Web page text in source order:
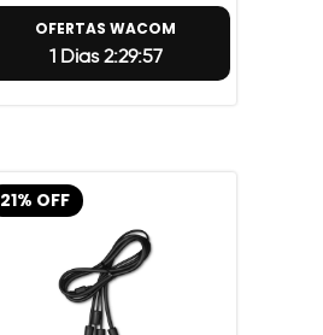
OFERTAS WACOM
1 Dias 2:29:56
21% OFF